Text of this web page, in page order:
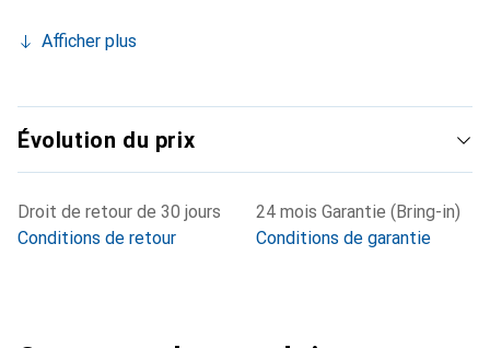
Afficher plus
Évolution du prix
Droit de retour de 30 jours
Conditions de retour
24 mois Garantie (Bring-in)
Conditions de garantie